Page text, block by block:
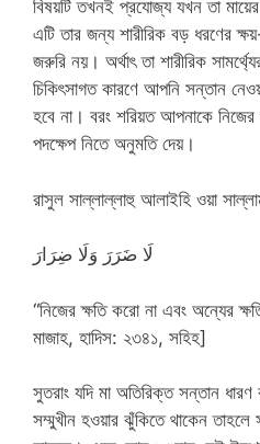
বিষয়টি তখনই প্রযোজ্য যখন তা
এটি তার জন্য শারীরিক বড় ধরণের
জরুরি নয়। অর্থাৎ তা শারীরিক
চিকিৎসাগত কারণে আপনি সন্তান
হবে না। বরং শরিয়ত আপনাকে নিজের
পদক্ষেপ নিতে অনুমতি দেয়।
রাসুল সাল্লাল্লাহু আলাইহি ওয়া
لَا ضَرَرَ وَلَا ضِرَارَ
“নিজের ক্ষতি করো না এবং অন্যের
মাজাহ, হাদিস: ২৩৪১, সহিহ]
সুতরাং যদি মা অতিরিক্ত সন্তান ধারণ
সম্মুখীন হওয়ার ঝুঁকিতে থাকেন তাহলে